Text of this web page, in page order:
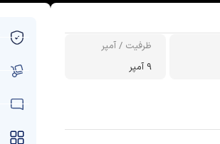
ظرفیت / آمپر
9 آمپر